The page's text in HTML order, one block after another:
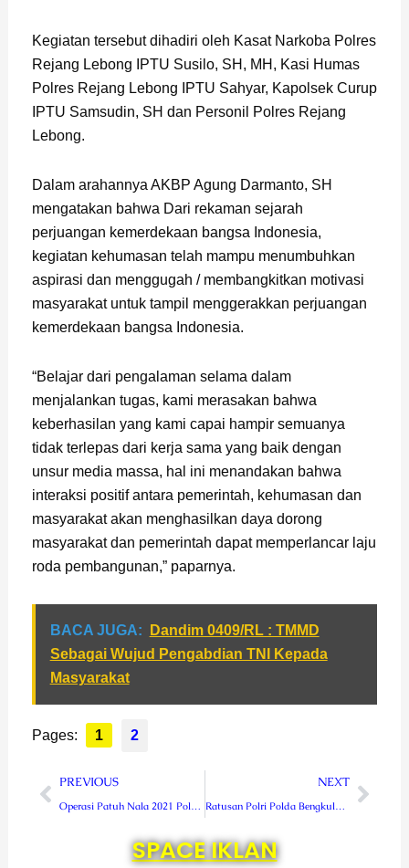
Kegiatan tersebut dihadiri oleh Kasat Narkoba Polres
Rejang Lebong IPTU Susilo, SH, MH, Kasi Humas
Polres Rejang Lebong IPTU Sahyar, Kapolsek Curup
IPTU Samsudin, SH dan Personil Polres Rejang
Lebong.
Dalam arahannya AKBP Agung Darmanto, SH
mengatakan bahwa Dari rekaman sejarah
perjuangan kemerdekaan bangsa Indonesia,
kegiatan kehumasan telah mampu menumbuhkan
aspirasi dan menggugah / membangkitkan motivasi
masyarakat untuk tampil menggerakkan perjuangan
kemerdekaan bangsa Indonesia.
“Belajar dari pengalaman selama dalam
menjalankan tugas, kami merasakan bahwa
keberhasilan yang kami capai hampir semuanya
tidak terlepas dari kerja sama yang baik dengan
unsur media massa, hal ini menandakan bahwa
interaksi positif antara pemerintah, kehumasan dan
masyarakat akan menghasilkan daya dorong
masyarakat dan pemerintah dapat memperlancar laju
roda pembangunan,” paparnya.
BACA JUGA:
Dandim 0409/RL : TMMD
Sebagai Wujud Pengabdian TNI Kepada
Masyarakat
Pages: 1 2
Prev
PREVIOUS NEXTNext
SPACE IKLAN